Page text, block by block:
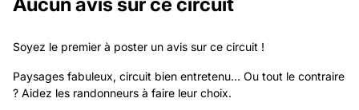
Soyez le premier à poster un avis sur ce circuit !
Paysages fabuleux, circuit bien entretenu... Ou tout le contraire
? Aidez les randonneurs à faire leur choix.